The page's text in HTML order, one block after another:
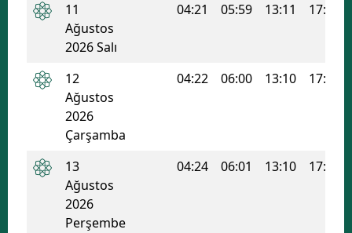
Gaziantep
Gümüşhane
Isparta
11
Ağustos
2026 Salı
04:21 05:59 13:11 17:01
12
Ağustos
2026
Çarşamba
04:22 06:00 13:10 17:01
13
Ağustos
2026
Perşembe
04:24 06:01 13:10 17:00